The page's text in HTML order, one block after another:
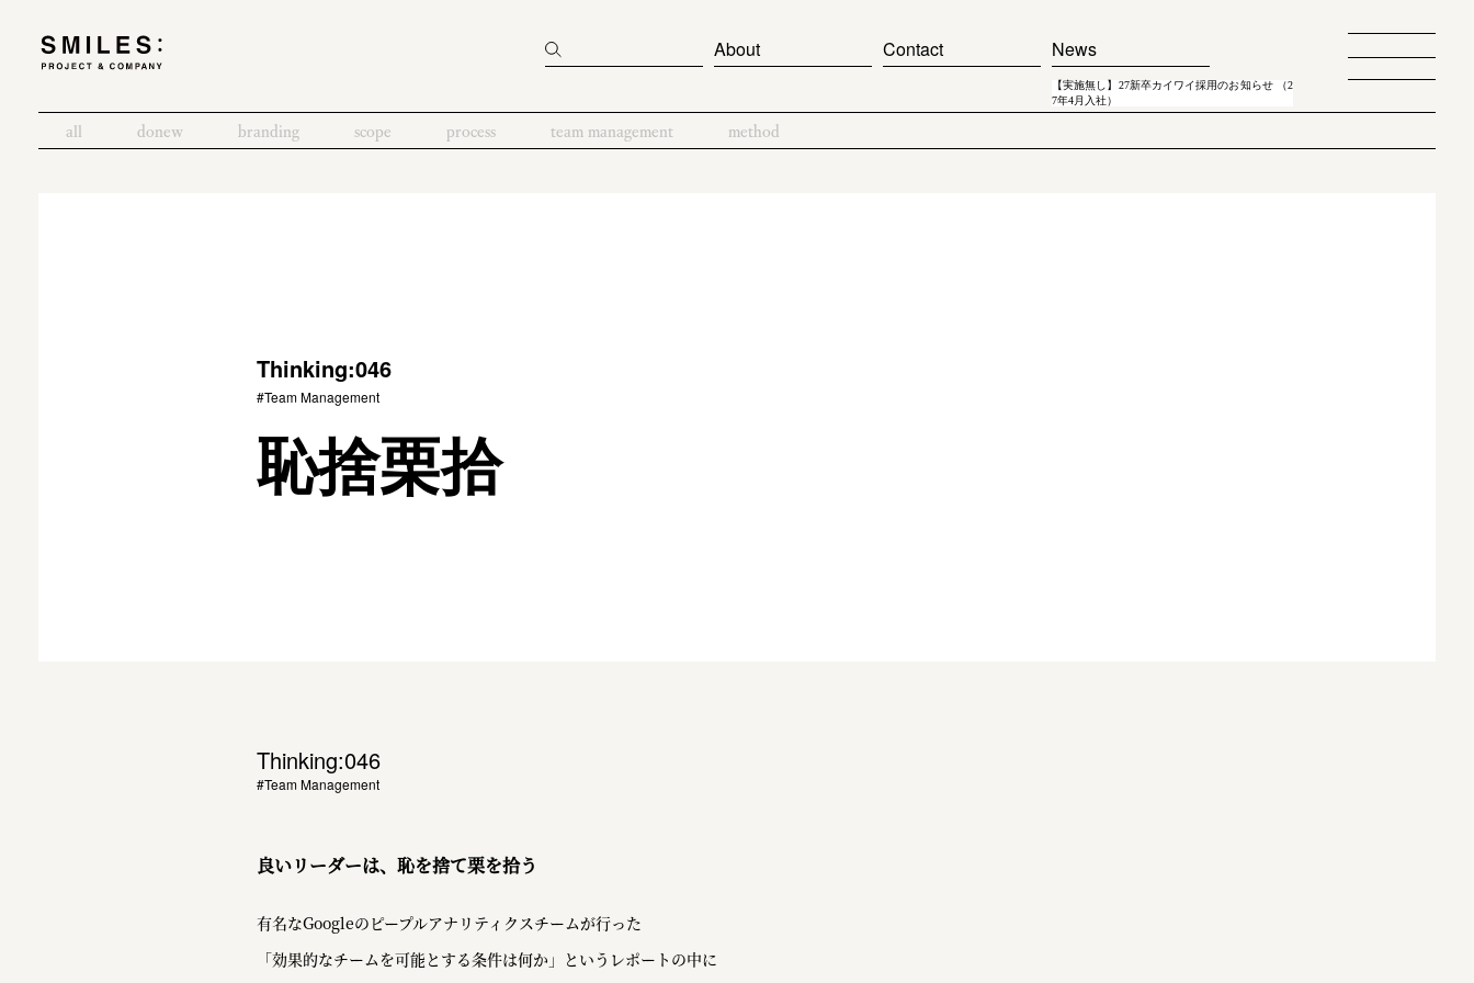
About Contact News
【実施無し】27新卒カイワイ採用のお知らせ （2
7年4月入社）
all donew branding scope process team management method
Thinking:046
#Team Management
恥捨栗拾
Thinking:046
#Team Management
良いリーダーは、恥を捨て栗を拾う
有名なGoogleのピープルアナリティクスチームが行った
「効果的なチームを可能とする条件は何か」というレポートの中に